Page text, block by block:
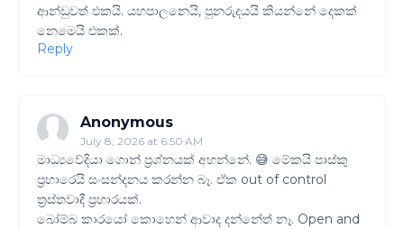
ආන්ඩුවත් එකයි. යහපාලනෙයි, පුනරුදයයි කියන්නේ දෙකක්
නෙමෙයි එකක්.
Reply
Anonymous
July 8, 2026 at 6:50 AM
මාධ්‍යවේදියා ගොන් ප්‍රශ්නයක් අහන්නේ. 😅 මේකයි පාස්කු
ප්‍රහාරෙයි සංසන්දනය කරන්න බෑ. ඒක out of control
ත්‍රස්තවාදී ප්‍රහාරයක්.
බෝම්බ කාරයෝ කොහෙන් ආවාද දන්නේත් නෑ. Open and